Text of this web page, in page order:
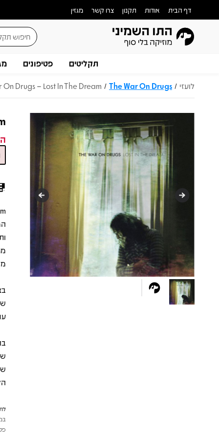
דף הבית אודות תקנון צרו קשר מגזין
תקליטים פטיפונים
לועזי /
The War On Drugs
/
On Drugs – Lost In The Dream